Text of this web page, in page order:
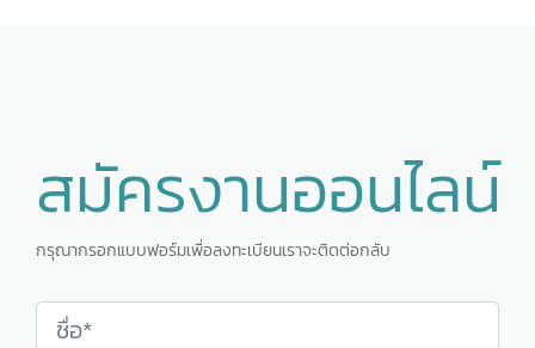
สมัครงานออนไลน์
กรุณากรอกแบบฟอร์มเพื่อลงทะเบียนเราจะติดต่อกลับ